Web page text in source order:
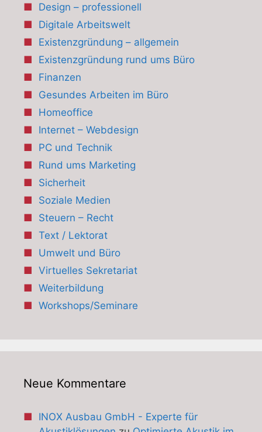
Design – professionell
Digitale Arbeitswelt
Existenzgründung – allgemein
Existenzgründung rund ums Büro
Finanzen
Gesundes Arbeiten im Büro
Homeoffice
Internet – Webdesign
PC und Technik
Rund ums Marketing
Sicherheit
Soziale Medien
Steuern – Recht
Text / Lektorat
Umwelt und Büro
Virtuelles Sekretariat
Weiterbildung
Workshops/Seminare
Neue Kommentare
INOX Ausbau GmbH - Experte für